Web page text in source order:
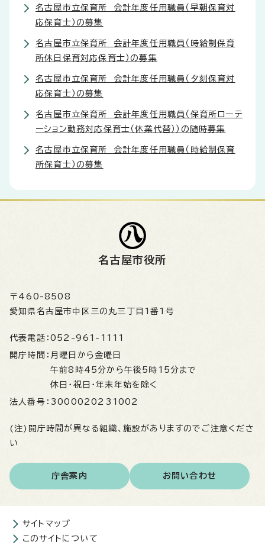
名古屋市立保育所 会計年度任用職員（早朝保育対
応保育士）の募集
名古屋市立保育所 会計年度任用職員（時給制保育
所休日保育対応保育士）の募集
名古屋市立保育所 会計年度任用職員（夕刻保育対
応保育士）の募集
名古屋市立保育所 会計年度任用職員（保育所ローテ
ーション勤務対応保育士（休業代替））の随時募集
名古屋市立保育所 会計年度任用職員（時給制保育
所保育士）の募集
名古屋市役所
〒460-8508
愛知県名古屋市中区三の丸三丁目1番1号
代表電話： 052-961-1111
開庁時間： 月曜日から金曜日
午前8時45分から午後5時15分まで
休日・祝日・年末年始を除く
法人番号： 3000020231002
(注)開庁時間が異なる組織、施設がありますのでご注意くださ
い
庁舎案内 お問い合わせ
サイトマップ
このサイトについて